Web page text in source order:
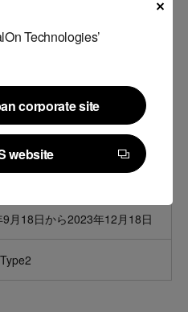
Technologies’
corporate site
corporate site
website
website
要
Review
、Availability、Confidentiality
月18日から2023年12月18日